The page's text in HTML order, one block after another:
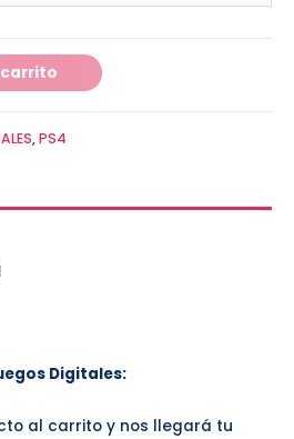
,PS4
Digitales:
al carrito y nos llegará tu